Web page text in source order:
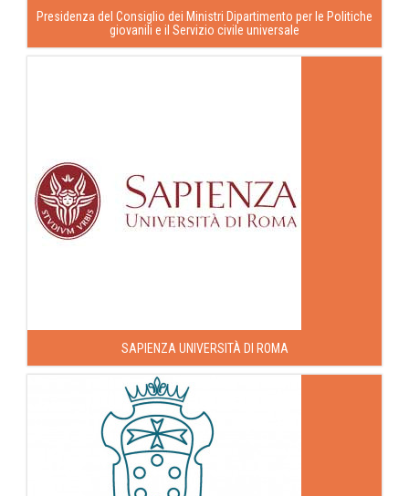
Presidenza del Consiglio dei Ministri Dipartimento per le Politiche
giovanili e il Servizio civile universale
SAPIENZA UNIVERSITÀ DI ROMA